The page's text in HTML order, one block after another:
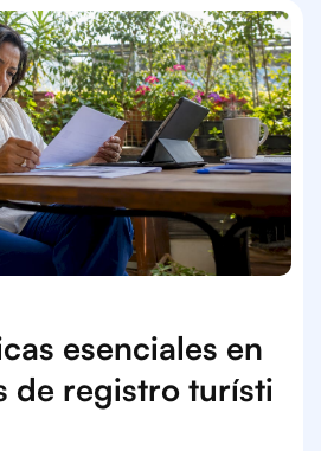
esenciales en
de registro turísti